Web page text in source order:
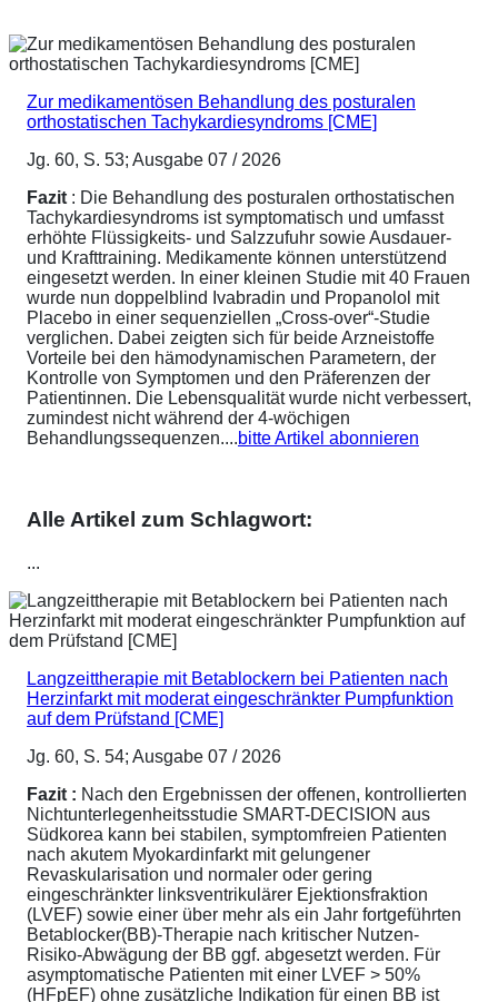
Zur medikamentösen Behandlung des posturalen
orthostatischen Tachykardiesyndroms [CME]
Jg. 60, S. 53; Ausgabe 07 / 2026
Fazit : Die Behandlung des posturalen orthostatischen
Tachykardiesyndroms ist symptomatisch und umfasst
erhöhte Flüssigkeits- und Salzzufuhr sowie Ausdauer-
und Krafttraining. Medikamente können unterstützend
eingesetzt werden. In einer kleinen Studie mit 40 Frauen
wurde nun doppelblind Ivabradin und Propanolol mit
Placebo in einer sequenziellen „Cross-over“-Studie
verglichen. Dabei zeigten sich für beide Arzneistoffe
Vorteile bei den hämodynamischen Parametern, der
Kontrolle von Symptomen und den Präferenzen der
Patientinnen. Die Lebensqualität wurde nicht verbessert,
zumindest nicht während der 4-wöchigen
Behandlungssequenzen....bitte Artikel abonnieren
Alle Artikel zum Schlagwort:
...
Langzeittherapie mit Betablockern bei Patienten nach
Herzinfarkt mit moderat eingeschränkter Pumpfunktion
auf dem Prüfstand [CME]
Jg. 60, S. 54; Ausgabe 07 / 2026
Fazit : Nach den Ergebnissen der offenen, kontrollierten
Nichtunterlegenheitsstudie SMART-DECISION aus
Südkorea kann bei stabilen, symptomfreien Patienten
nach akutem Myokardinfarkt mit gelungener
Revaskularisation und normaler oder gering
eingeschränkter linksventrikulärer Ejektionsfraktion
(LVEF) sowie einer über mehr als ein Jahr fortgeführten
Betablocker(BB)-Therapie nach kritischer Nutzen-
Risiko-Abwägung der BB ggf. abgesetzt werden. Für
asymptomatische Patienten mit einer LVEF > 50%
(HFpEF) ohne zusätzliche Indikation für einen BB ist